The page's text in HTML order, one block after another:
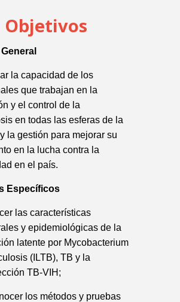
Objetivos
la capacidad de los
que trabajan en la
y el control de la
en todas las esferas de la
la gestión para mejorar su
en la lucha contra la
en el país.
Específicos
las características
y epidemiológicas de la
latente por Mycobacterium
(ILTB), TB y la
TB-VIH;
los métodos y pruebas